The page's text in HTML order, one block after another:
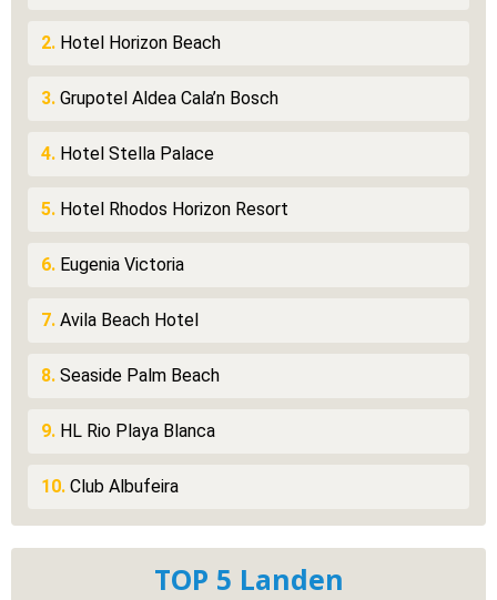
2. Hotel Horizon Beach
3. Grupotel Aldea Cala’n Bosch
4. Hotel Stella Palace
5. Hotel Rhodos Horizon Resort
6. Eugenia Victoria
7. Avila Beach Hotel
8. Seaside Palm Beach
9. HL Rio Playa Blanca
10. Club Albufeira
TOP 5 Landen